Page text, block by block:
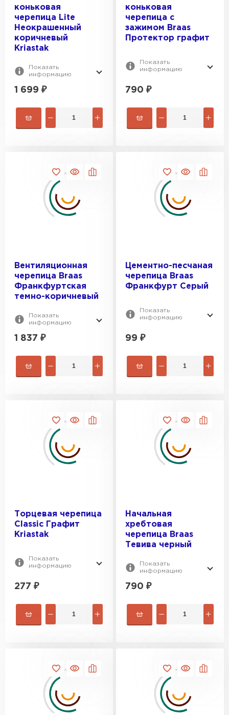
коньковая
черепица Lite
Неокрашенный
коричневый
Kriastak
Показать
информацию
1 699 ₽
коньковая
черепица с
зажимом Braas
Протектор графит
Показать
информацию
790 ₽
Вентиляционная
черепица Braas
Франкфуртская
темно-коричневый
Показать
информацию
1 837 ₽
Цементно-песчаная
черепица Braas
Франкфурт Серый
Показать
информацию
99 ₽
Торцевая черепица
Classic Графит
Kriastak
Показать
информацию
277 ₽
Начальная
хребтовая
черепица Braas
Тевива черный
Показать
информацию
790 ₽
Рулонная кровля